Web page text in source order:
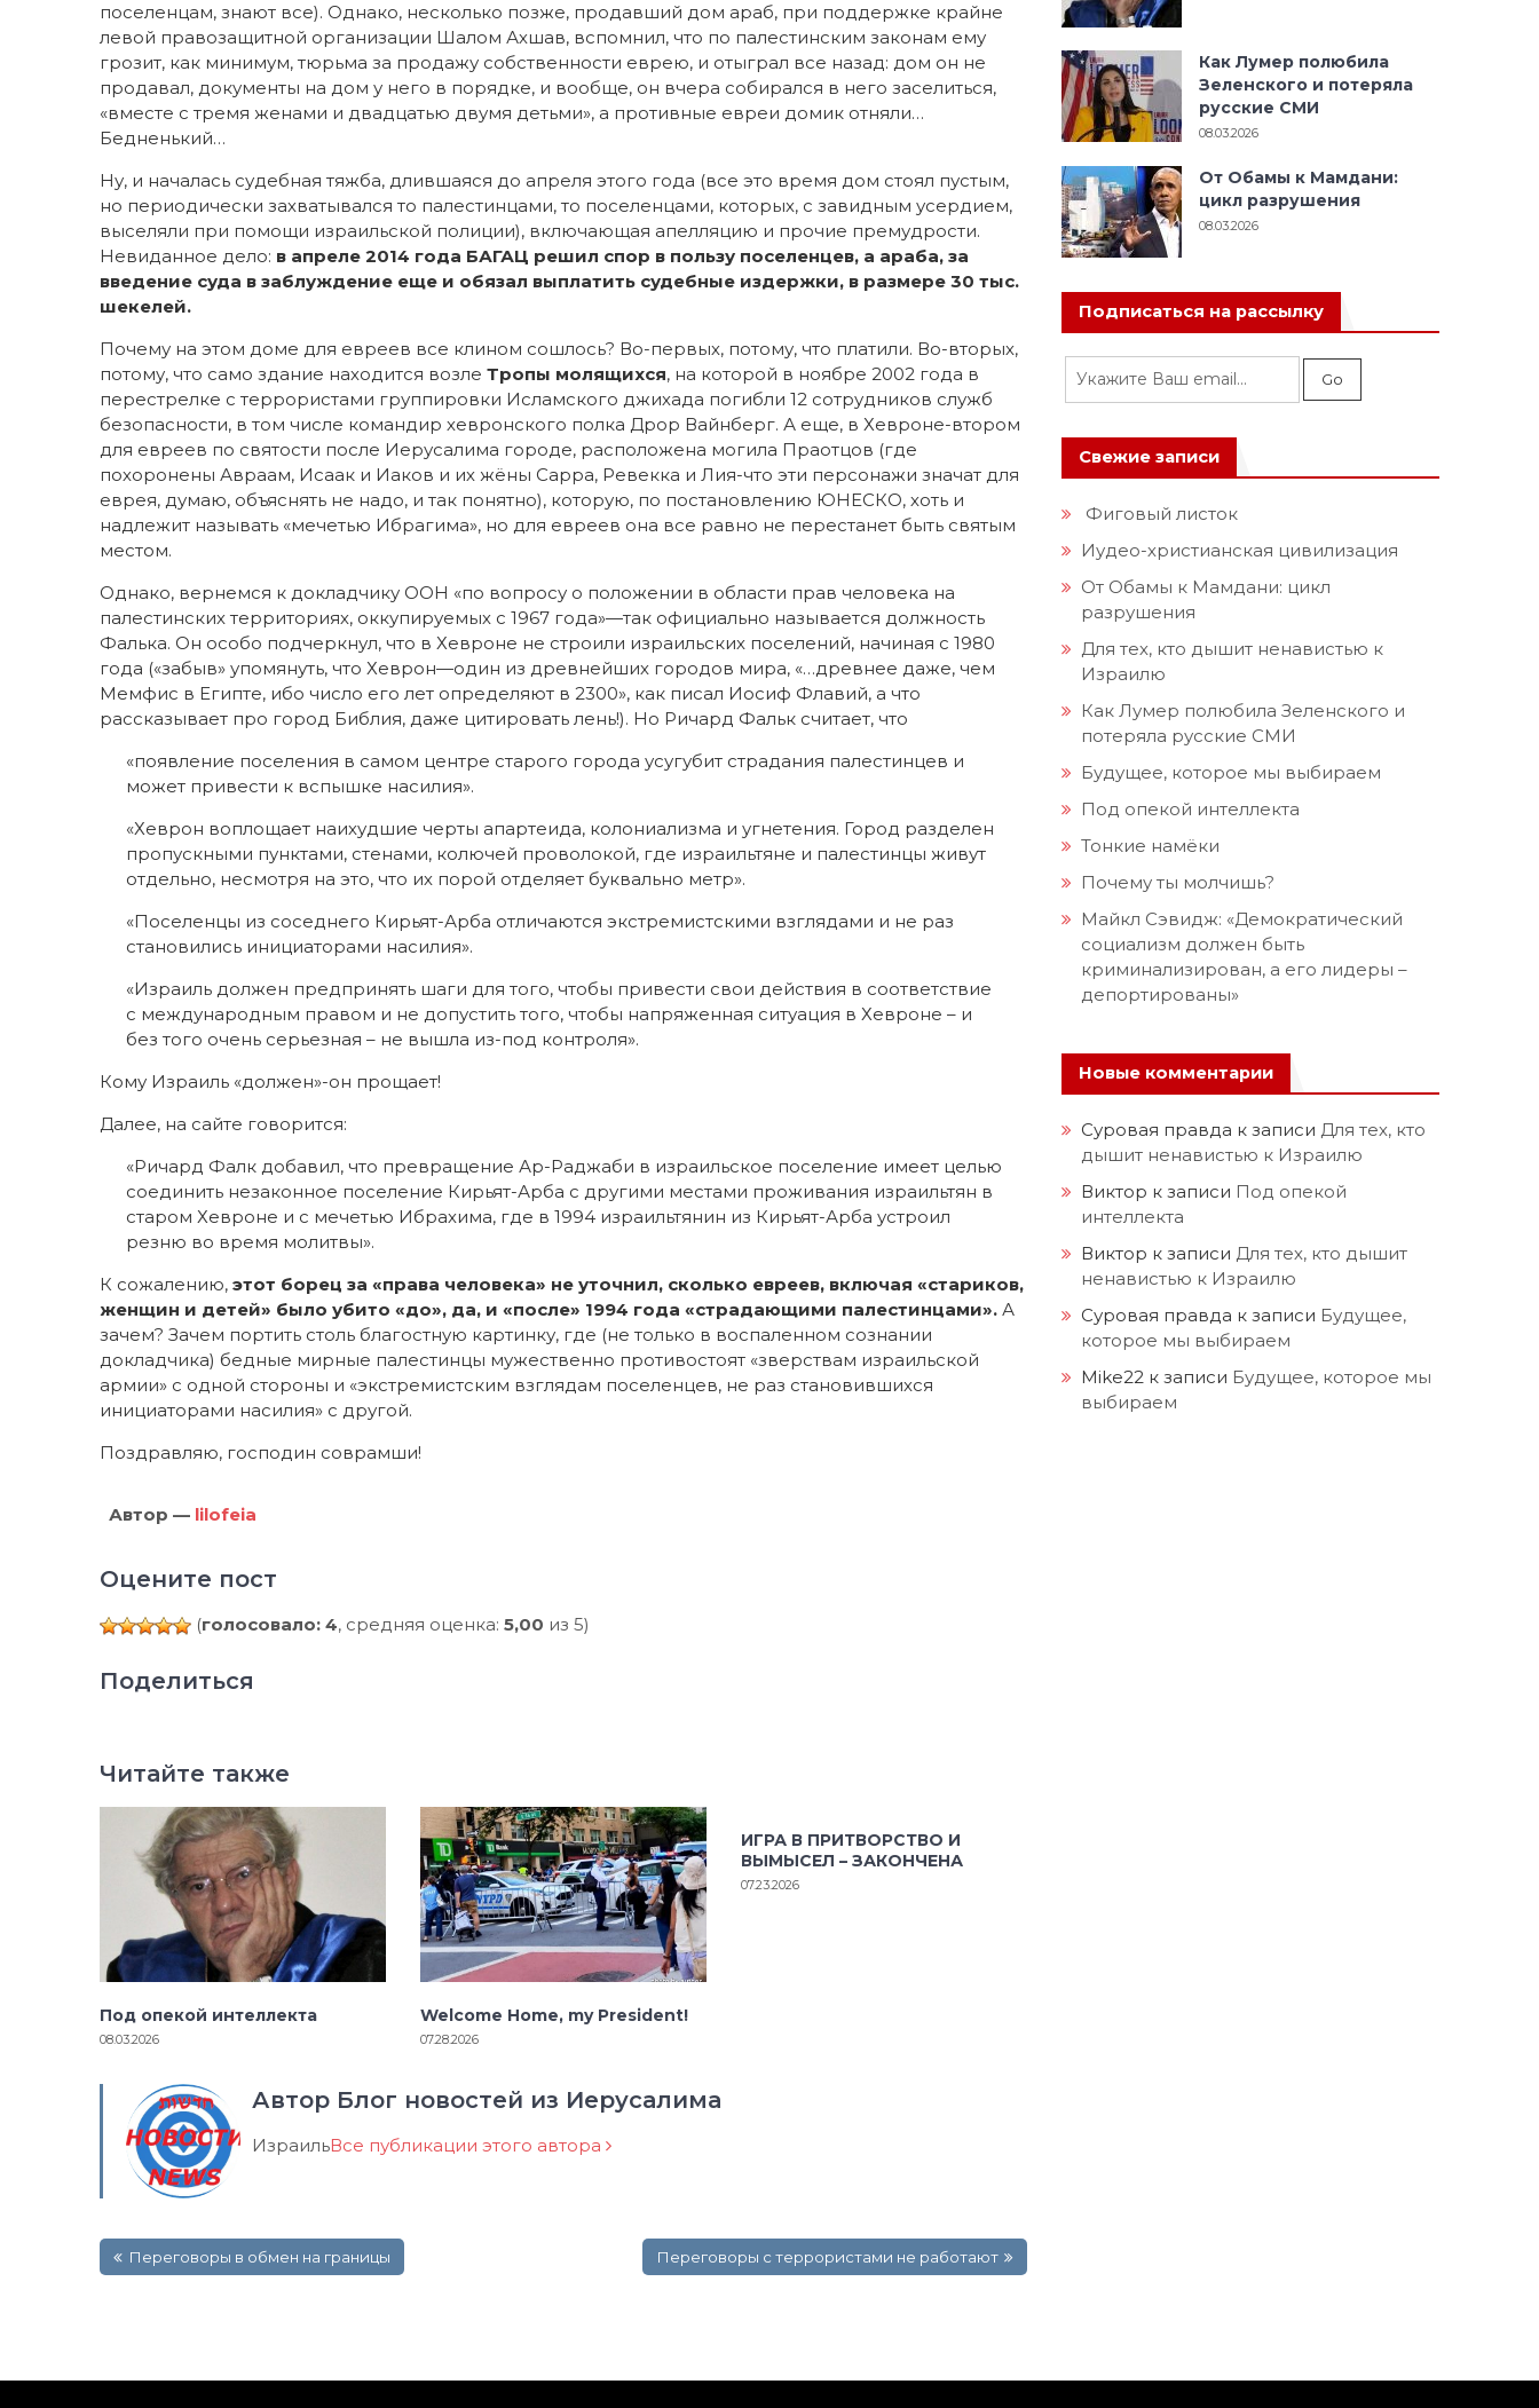
поселенцам, знают все). Однако, несколько позже, продавший дом араб, при поддержке крайне
левой правозащитной организации Шалом Ахшав, вспомнил, что по палестинским законам ему
грозит, как минимум, тюрьма за продажу собственности еврею, и отыграл все назад: дом он не
продавал, документы на дом у него в порядке, и вообще, он вчера собирался в него заселиться,
«вместе с тремя женами и двадцатью двумя детьми», а противные евреи домик отняли…
Бедненький…
Ну, и началась судебная тяжба, длившаяся до апреля этого года (все это время дом стоял пустым,
но периодически захватывался то палестинцами, то поселенцами, которых, с завидным усердием,
выселяли при помощи израильской полиции), включающая апелляцию и прочие премудрости.
Невиданное дело: в апреле 2014 года БАГАЦ решил спор в пользу поселенцев, а араба, за
введение суда в заблуждение еще и обязал выплатить судебные издержки, в размере 30 тыс.
шекелей.
Почему на этом доме для евреев все клином сошлось? Во-первых, потому, что платили. Во-вторых,
потому, что само здание находится возле Тропы молящихся, на которой в ноябре 2002 года в
перестрелке с террористами группировки Исламского джихада погибли 12 сотрудников служб
безопасности, в том числе командир хевронского полка Дрор Вайнберг. А еще, в Хевроне-втором
для евреев по святости после Иерусалима городе, расположена могила Праотцов (где
похоронены Авраам, Исаак и Иаков и их жёны Сарра, Ревекка и Лия-что эти персонажи значат для
еврея, думаю, объяснять не надо, и так понятно), которую, по постановлению ЮНЕСКО, хоть и
надлежит называть «мечетью Ибрагима», но для евреев она все равно не перестанет быть святым
местом.
Однако, вернемся к докладчику ООН «по вопросу о положении в области прав человека на
палестинских территориях, оккупируемых с 1967 года»—так официально называется должность
Фалька. Он особо подчеркнул, что в Хевроне не строили израильских поселений, начиная с 1980
года («забыв» упомянуть, что Хеврон—один из древнейших городов мира, «…древнее даже, чем
Мемфис в Египте, ибо число его лет определяют в 2300», как писал Иосиф Флавий, а что
рассказывает про город Библия, даже цитировать лень!). Но Ричард Фальк считает, что
«появление поселения в самом центре старого города усугубит страдания палестинцев и
может привести к вспышке насилия».
«Хеврон воплощает наихудшие черты апартеида, колониализма и угнетения. Город разделен
пропускными пунктами, стенами, колючей проволокой, где израильтяне и палестинцы живут
отдельно, несмотря на это, что их порой отделяет буквально метр».
«Поселенцы из соседнего Кирьят-Арба отличаются экстремистскими взглядами и не раз
становились инициаторами насилия».
«Израиль должен предпринять шаги для того, чтобы привести свои действия в соответствие
с международным правом и не допустить того, чтобы напряженная ситуация в Хевроне – и
без того очень серьезная – не вышла из-под контроля».
Кому Израиль «должен»-он прощает!
Далее, на сайте говорится:
«Ричард Фалк добавил, что превращение Ар-Раджаби в израильское поселение имеет целью
соединить незаконное поселение Кирьят-Арба с другими местами проживания израильтян в
старом Хевроне и с мечетью Ибрахима, где в 1994 израильтянин из Кирьят-Арба устроил
резню во время молитвы».
К сожалению, этот борец за «права человека» не уточнил, сколько евреев, включая «стариков,
женщин и детей» было убито «до», да, и «после» 1994 года «страдающими палестинцами». А
зачем? Зачем портить столь благостную картинку, где (не только в воспаленном сознании
докладчика) бедные мирные палестинцы мужественно противостоят «зверствам израильской
армии» с одной стороны и «экстремистским взглядам поселенцев, не раз становившихся
инициаторами насилия» с другой.
Поздравляю, господин соврамши!
Автор — lilofeia
Оцените пост
(голосовало: 4, средняя оценка: 5,00 из 5)
Поделиться
Читайте также
Под опекой интеллекта
08.03.2026
Welcome Home, my President!
07.28.2026
ИГРА В ПРИТВОРСТВО И
ВЫМЫСЕЛ – ЗАКОНЧЕНА
07.23.2026
Автор Блог новостей из Иерусалима
ИзраильВсе публикации этого автора
по Переговоры в обмен на границы Переговоры с террористами не работают
Как Лумер полюбила
Зеленского и потеряла
русские СМИ
08.03.2026
От Обамы к Мамдани:
цикл разрушения
08.03.2026
Подписаться на рассылку
Свежие записи
Фиговый листок
Иудео-христианская цивилизация
От Обамы к Мамдани: цикл
разрушения
Для тех, кто дышит ненавистью к
Израилю
Как Лумер полюбила Зеленского и
потеряла русские СМИ
Будущее, которое мы выбираем
Под опекой интеллекта
Тонкие намёки
Почему ты молчишь?
Майкл Сэвидж: «Демократический
социализм должен быть
криминализирован, а его лидеры –
депортированы»
Новые комментарии
Суровая правда к записи Для тех, кто
дышит ненавистью к Израилю
Виктор к записи Под опекой
интеллекта
Виктор к записи Для тех, кто дышит
ненавистью к Израилю
Суровая правда к записи Будущее,
которое мы выбираем
Mike22 к записи Будущее, которое мы
выбираем